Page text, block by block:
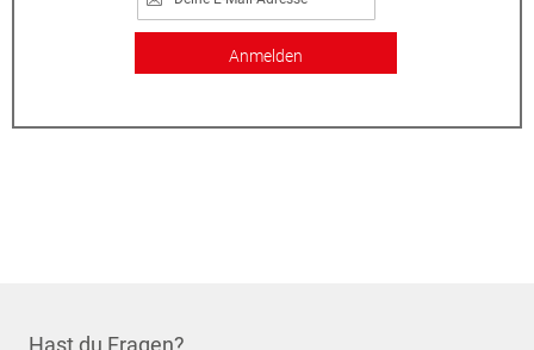
Anmelden
Hast du Fragen?